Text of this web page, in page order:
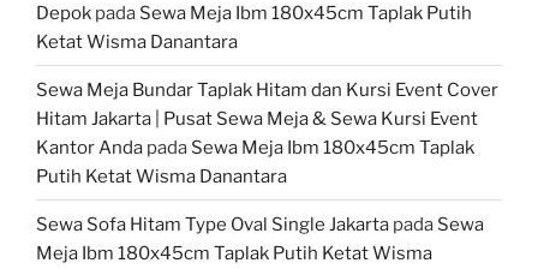
Depok pada Sewa Meja Ibm 180x45cm Taplak Putih
Ketat Wisma Danantara
Sewa Meja Bundar Taplak Hitam dan Kursi Event Cover
Hitam Jakarta | Pusat Sewa Meja & Sewa Kursi Event
Kantor Anda pada Sewa Meja Ibm 180x45cm Taplak
Putih Ketat Wisma Danantara
Sewa Sofa Hitam Type Oval Single Jakarta pada Sewa
Meja Ibm 180x45cm Taplak Putih Ketat Wisma